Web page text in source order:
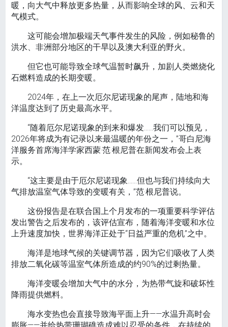
暖，向大气中释放更多热量，从而影响全球的风、云和天
气模式。
这可能会增加极端天气事件发生的风险，例如秘鲁的
洪水、非洲部分地区的干旱以及澳大利亚的野火。
但它也可能导致全球气温暂时飙升，加剧人类燃烧化
石燃料造成的长期变暖。
2024年，在上一次厄尔尼诺现象的尾声，陆地和海
洋温度达到了历史最高水平。
“随着厄尔尼诺现象的到来和爆发……我们可以预见，
2026年将成为有记录以来最温暖的年份之一，”哥白尼海
洋服务首席海洋学家西蒙·范·根尼普在新闻发布会上表
示。
“这主要是由于厄尔尼诺现象……但也与我们持续向大
气排放温室气体导致的变暖有关，”范·根尼普说。
这份报告是在联合国上个月发布的一项重要科学评估
发出警告之后发布的，该评估宣布，随着海洋变暖和水位
上升速度加快，世界海洋正处于“日益严重的危机”之中。
海洋是地球气候的关键调节器，因为它们吸收了人类
排放二氧化碳等温室气体所造成的约90%的过剩热量。
海洋变暖会增加大气中的水分，为热带气旋和破坏性
降雨提供燃料。
海水变热也会直接导致海平面上升——水温升高时会